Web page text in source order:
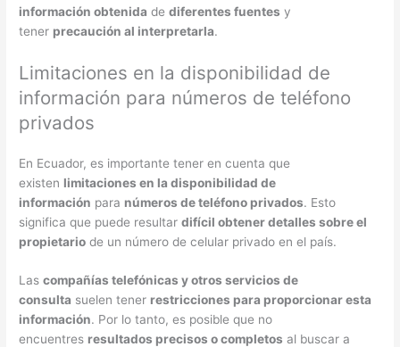
información obtenida dediferentes fuentes y
tener precaución al interpretarla.
Limitaciones en la disponibilidad de
información para números de teléfono
privados
En Ecuador, es importante tener en cuenta que
existen limitaciones en la disponibilidad de
información para números de teléfono privados. Esto
significa que puede resultardifícil obtener detalles sobre el
propietario de un número de celular privado en el país.
Lascompañías telefónicas y otros servicios de
consulta suelen tener restricciones para proporcionar esta
información. Por lo tanto, es posible que no
encuentres resultados precisos o completos al buscar a